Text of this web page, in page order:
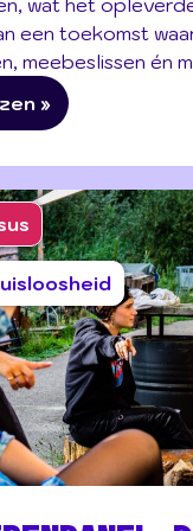
wat het
een toekomst
meebeslissen én
»